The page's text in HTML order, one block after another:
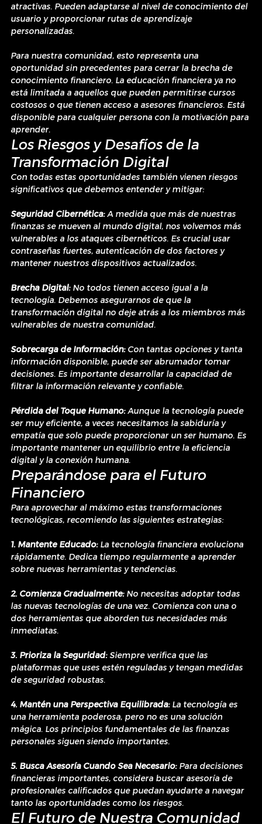
atractivas. Pueden adaptarse al nivel de conocimiento del
usuario y proporcionar rutas de aprendizaje
personalizadas.
Para nuestra comunidad, esto representa una
oportunidad sin precedentes para cerrar la brecha de
conocimiento financiero. La educación financiera ya no
está limitada a aquellos que pueden permitirse cursos
costosos o que tienen acceso a asesores financieros. Está
disponible para cualquier persona con la motivación para
aprender.
Los Riesgos y Desafíos de la
Transformación Digital
Con todas estas oportunidades también vienen riesgos
significativos que debemos entender y mitigar:
Seguridad Cibernética: A medida que más de nuestras
finanzas se mueven al mundo digital, nos volvemos más
vulnerables a los ataques cibernéticos. Es crucial usar
contraseñas fuertes, autenticación de dos factores y
mantener nuestros dispositivos actualizados.
Brecha Digital: No todos tienen acceso igual a la
tecnología. Debemos asegurarnos de que la
transformación digital no deje atrás a los miembros más
vulnerables de nuestra comunidad.
Sobrecarga de Información: Con tantas opciones y tanta
información disponible, puede ser abrumador tomar
decisiones. Es importante desarrollar la capacidad de
filtrar la información relevante y confiable.
Pérdida del Toque Humano: Aunque la tecnología puede
ser muy eficiente, a veces necesitamos la sabiduría y
empatía que solo puede proporcionar un ser humano. Es
importante mantener un equilibrio entre la eficiencia
digital y la conexión humana.
Preparándose para el Futuro
Financiero
Para aprovechar al máximo estas transformaciones
tecnológicas, recomiendo las siguientes estrategias:
1. Mantente Educado: La tecnología financiera evoluciona
rápidamente. Dedica tiempo regularmente a aprender
sobre nuevas herramientas y tendencias.
2. Comienza Gradualmente: No necesitas adoptar todas
las nuevas tecnologías de una vez. Comienza con una o
dos herramientas que aborden tus necesidades más
inmediatas.
3. Prioriza la Seguridad: Siempre verifica que las
plataformas que uses estén reguladas y tengan medidas
de seguridad robustas.
4. Mantén una Perspectiva Equilibrada: La tecnología es
una herramienta poderosa, pero no es una solución
mágica. Los principios fundamentales de las finanzas
personales siguen siendo importantes.
5. Busca Asesoría Cuando Sea Necesario: Para decisiones
financieras importantes, considera buscar asesoría de
profesionales calificados que puedan ayudarte a navegar
tanto las oportunidades como los riesgos.
El Futuro de Nuestra Comunidad